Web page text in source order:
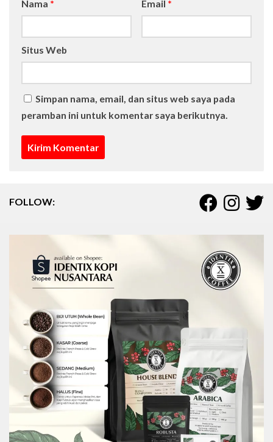
Nama * Email *
Situs Web
Simpan nama, email, dan situs web saya pada
peramban ini untuk komentar saya berikutnya.
FOLLOW: